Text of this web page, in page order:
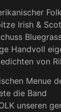
Folk
Irish &
Handvoll
von
Menue
die Band
unseren